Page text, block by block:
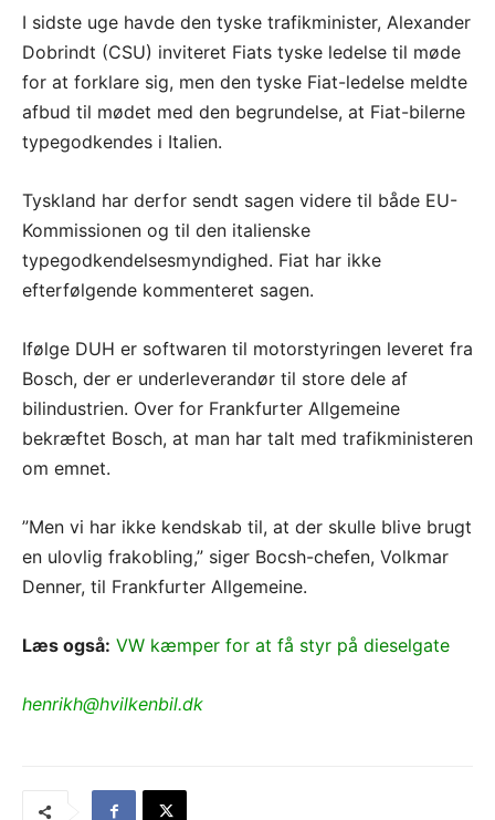
I sidste uge havde den tyske trafikminister, Alexander
Dobrindt (CSU) inviteret Fiats tyske ledelse til møde
for at forklare sig, men den tyske Fiat-ledelse meldte
afbud til mødet med den begrundelse, at Fiat-bilerne
typegodkendes i Italien.
Tyskland har derfor sendt sagen videre til både EU-
Kommissionen og til den italienske
typegodkendelsesmyndighed. Fiat har ikke
efterfølgende kommenteret sagen.
Ifølge DUH er softwaren til motorstyringen leveret fra
Bosch, der er underleverandør til store dele af
bilindustrien. Over for Frankfurter Allgemeine
bekræftet Bosch, at man har talt med trafikministeren
om emnet.
”Men vi har ikke kendskab til, at der skulle blive brugt
en ulovlig frakobling,” siger Bocsh-chefen, Volkmar
Denner, til Frankfurter Allgemeine.
Læs også: VW kæmper for at få styr på dieselgate
henrikh@hvilkenbil.dk